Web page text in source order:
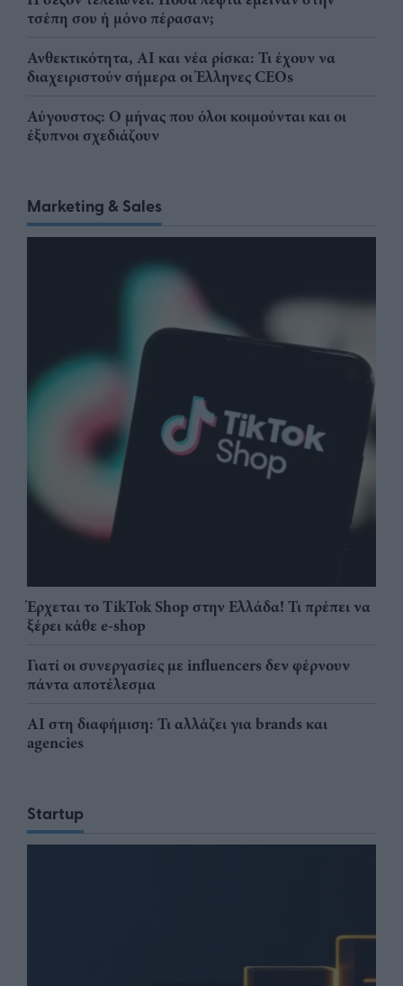
τσέπη σου ή μόνο πέρασαν;
Ανθεκτικότητα, AI και νέα ρίσκα: Τι έχουν να
διαχειριστούν σήμερα οι Έλληνες CEOs
Αύγουστος: Ο μήνας που όλοι κοιμούνται και οι
έξυπνοι σχεδιάζουν
Marketing & Sales
Έρχεται το TikTok Shop στην Ελλάδα! Τι πρέπει να
ξέρει κάθε e-shop
Γιατί οι συνεργασίες με influencers δεν φέρνουν
πάντα αποτέλεσμα
AI στη διαφήμιση: Τι αλλάζει για brands και
agencies
Startup